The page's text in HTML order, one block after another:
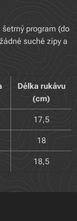
program (do
suché zipy a
Délka rukávu
(cm)
17,5
18
18,5